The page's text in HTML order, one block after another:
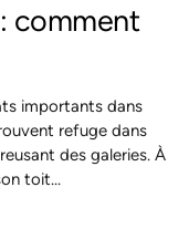
comment
importants dans
refuge dans
des galeries. À
toit